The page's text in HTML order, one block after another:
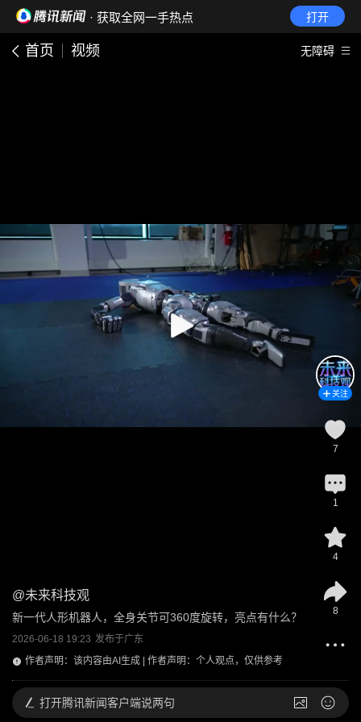
· 获取全网一手热点 打开
首页 视频 无障碍
@未来科技观
新一代人形机器人，全身关节可360度旋转，亮点有什么？
2026-06-18 19:23 发布于广东
作者声明：该内容由AI生成 | 作者声明：个人观点，仅供参考
关注
7
1
4
8
打开腾讯新闻客户端说两句